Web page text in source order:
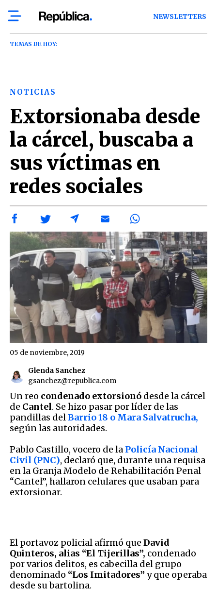
NEWSLETTERS
TEMAS DE HOY:
NOTICIAS
Extorsionaba desde
la cárcel, buscaba a
sus víctimas en
redes sociales
Glenda Sanchez
gsanchez@republica.com
05 de noviembre, 2019
Un reo condenado extorsionó desde la cárcel
de Cantel. Se hizo pasar por líder de las
pandillas delBarrio 18 o Mara Salvatrucha,
según las autoridades.
Pablo Castillo, vocero de la Policía Nacional
Civil (PNC), declaró que, durante una requisa
en la Granja Modelo de Rehabilitación Penal
“Cantel”, hallaron celulares que usaban para
extorsionar.
El portavoz policial afirmó que David
Quinteros, alias “El Tijerillas”, condenado
por varios delitos, es cabecilla del grupo
denominado “Los Imitadores” y que operaba
desde su bartolina.